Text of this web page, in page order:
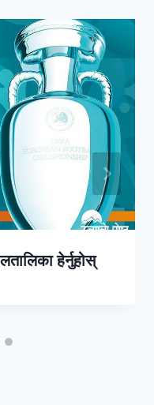
हेर्नुहोस्